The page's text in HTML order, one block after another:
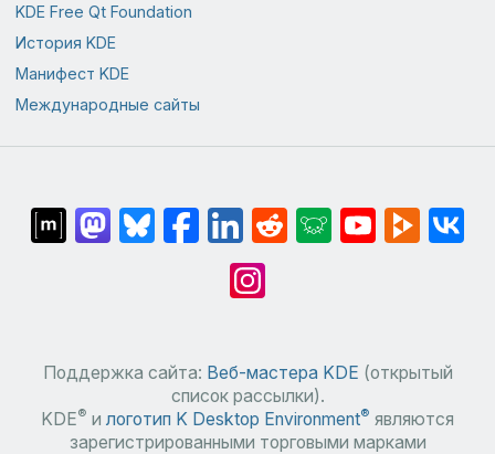
KDE Free Qt Foundation
История KDE
Манифест KDE
Международные сайты
Поддержка сайта: Веб-мастера KDE (открытый
список рассылки).
KDE® и логотип K Desktop Environment® являются
зарегистрированными торговыми марками